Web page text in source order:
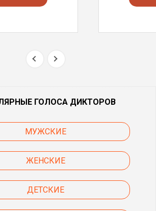
ГОЛОСА ДИКТОРОВ
МУЖСКИЕ
ЖЕНСКИЕ
ДЕТСКИЕ